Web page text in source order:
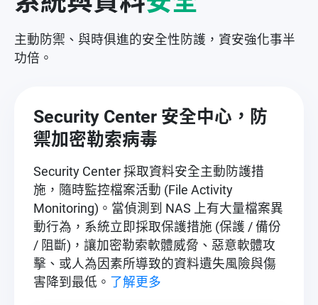
主動防禦、與時俱進的安全性防護，資安強化事半
功倍。
Security Center 安全中心，防
禦加密勒索病毒
Security Center 採取資料安全主動防護措
施，隨時監控檔案活動 (File Activity
Monitoring)。當偵測到 NAS 上有大量檔案異
動行為，系統立即採取保護措施 (保護 / 備份
/ 阻斷)，讓加密勒索軟體威脅、惡意軟體攻
擊、或人為因素所導致的資料遺失風險與傷
害降到最低。 了解更多